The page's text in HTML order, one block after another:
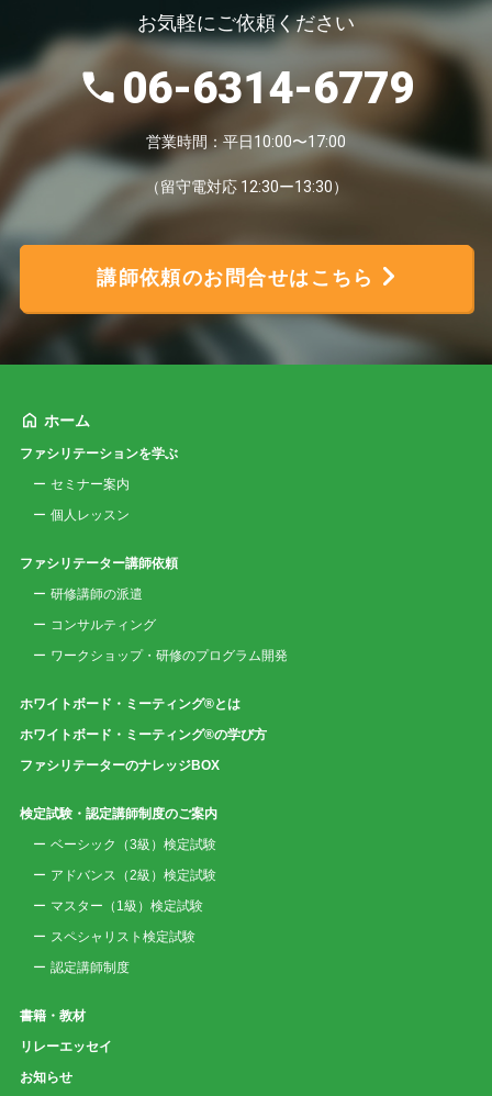
お気軽にご依頼ください
06-6314-6779
営業時間：平日10:00〜17:00
（留守電対応 12:30ー13:30）
講師依頼のお問合せはこちら
ホーム
ファシリテーションを学ぶ
セミナー案内
個人レッスン
ファシリテーター講師依頼
研修講師の派遣
コンサルティング
ワークショップ・研修のプログラム開発
ホワイトボード・ミーティング®とは
ホワイトボード・ミーティング®の学び方
ファシリテーターのナレッジBOX
検定試験・認定講師制度のご案内
ベーシック（3級）検定試験
アドバンス（2級）検定試験
マスター（1級）検定試験
スペシャリスト検定試験
認定講師制度
書籍・教材
リレーエッセイ
お知らせ